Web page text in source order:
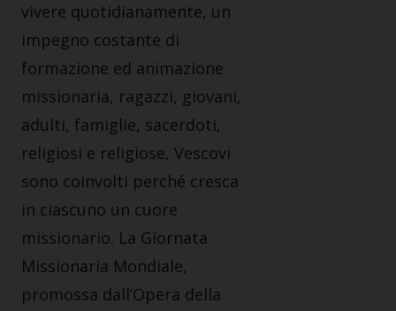
vivere quotidianamente, un
impegno costante di
formazione ed animazione
missionaria, ragazzi, giovani,
adulti, famiglie, sacerdoti,
religiosi e religiose, Vescovi
sono coinvolti perché cresca
in ciascuno un cuore
missionario. La Giornata
Missionaria Mondiale,
promossa dall’Opera della